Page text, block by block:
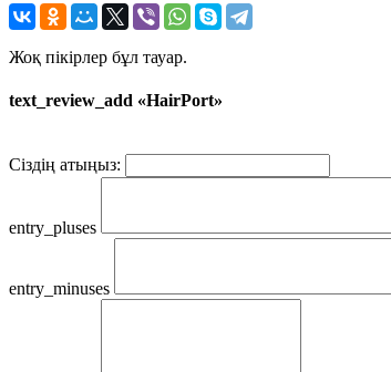
Жоқ пікірлер бұл тауар.
text_review_add «HairPort»
Сіздің атыңыз:
entry_pluses
entry_minuses